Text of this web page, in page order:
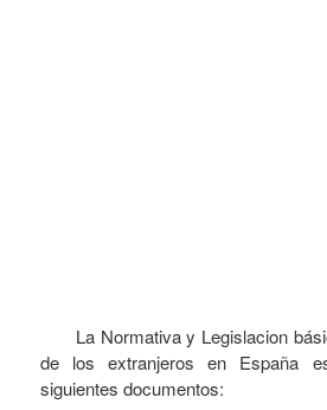
Países C-E
La Normativa y Legislacion
de los extranjeros en España
siguientes documentos: